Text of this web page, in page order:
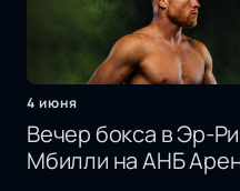
4 июня
Вечер бокса в Эр-
Мбилли на АНБ